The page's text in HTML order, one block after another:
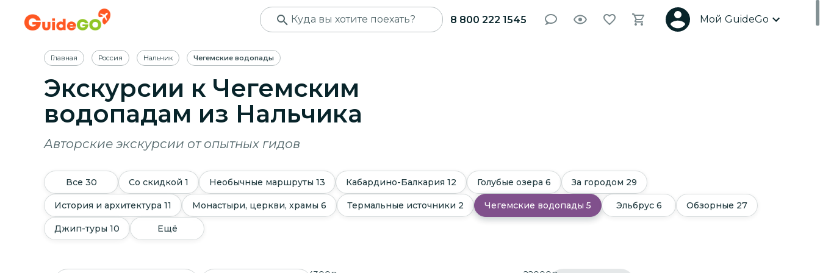
8 800 222 1545 Мой GuideGo
Главная Россия Нальчик Чегемские водопады
Экскурсии к Чегемским
водопадам из Нальчика
Авторские экскурсии от опытных гидов
Все 30 Со скидкой 1 Необычные маршруты 13 Кабардино-Балкария 12 Голубые озера 6 За городом 29
История и архитектура 11 Монастыри, церкви, храмы 6 Термальные источники 2 Чегемские водопады 5 Эльбрус 6 Обзорные 27
Джип-туры 10 Ещё